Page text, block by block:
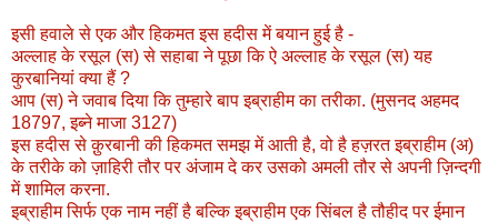
इसी हवाले से एक और हिकमत इस हदीस में बयान हुई है -
अल्लाह के रसूल (स) से सहाबा ने पूछा कि ऐ अल्लाह के रसूल (स) यह
कुरबानियां क्या हैं ?
आप (स) ने जवाब दिया कि तुम्हारे बाप इब्राहीम का तरीका. (मुसनद अहमद
18797, इब्ने माजा 3127)
इस हदीस से क़ुरबानी की हिकमत समझ में आती है, वो है हज़रत इब्राहीम (अ)
के तरीके को ज़ाहिरी तौर पर अंजाम दे कर उसको अमली तौर से अपनी ज़िन्दगी
में शामिल करना.
इब्राहीम सिर्फ एक नाम नहीं है बल्कि इब्राहीम एक सिंबल है तौहीद पर ईमान